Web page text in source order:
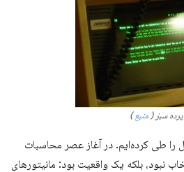
پرده سبز ( منبع)
را طی کرده‌ایم. در آغاز عصر محاسبات
نبود، بلکه یک واقعیت بود: مانیتورهای